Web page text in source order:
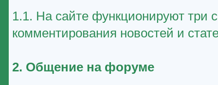
1.1. На сайте функционируют три
комментирования новостей и
2. Общение на форуме